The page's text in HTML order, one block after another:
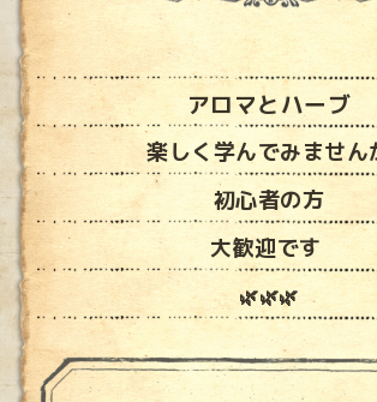
アロマとハーブ
楽しく学んでみません
初心者の方
大歓迎です
🌿🌿🌿